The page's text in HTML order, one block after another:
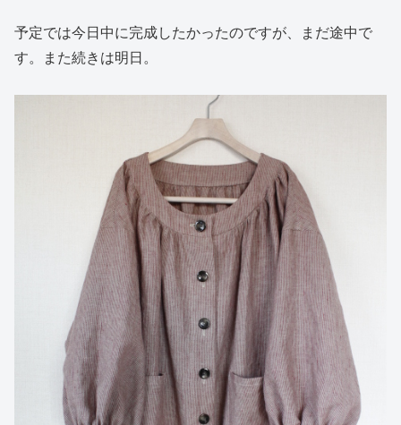
予定では今日中に完成したかったのですが、まだ途中で
す。また続きは明日。